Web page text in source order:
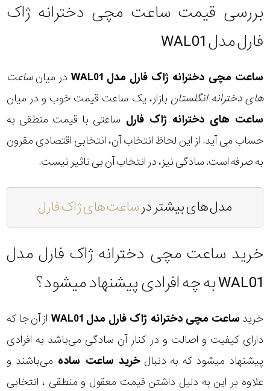
بررسی قیمت ساعت مچی دخترانه ژاک
فارل مدل WAL01
ساعت مچی دخترانه ژاک فارل مدل WAL01 در میانساعت
های دخترانه انگلستان بازار، یک ساعت قیمت خوب و در میان
ساعت های دخترانه ژاک فارل ساعتی با قیمت منطقی به
حساب می آید. از این لحاظ انتخاب آن، انتخابی اقتصادی مقرون
به صرفه است. سادگی نیز، در انتخاب آن بی تاثیر نیست.
مدل های بیشتر درساعت های ژاک فارل
خرید ساعت مچی دخترانه ژاک فارل مدل
WAL01 به چه افرادی پیشنهاد میشود؟
خرید ساعت مچی دخترانه ژاک فارل مدل WAL01
از آن جا که
دارای کیفیت و اصالت و در کنار آن سادگی می‌باشد به افرادی
پیشنهاد میشود که به دنبالخرید ساعت ساده می‌باشند و
علاوه بر این به دلیل داشتن قیمت معقول و منطقی ، انتخابی